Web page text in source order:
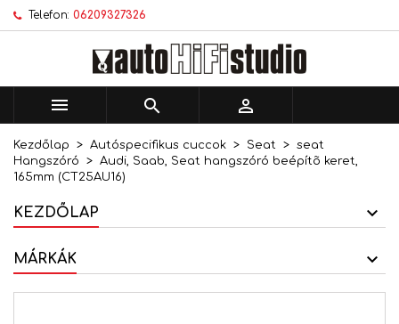
Telefon: 06209327326
  
Kezdőlap Autóspecifikus cuccok Seat
seat
Hangszóró
Audi, Saab, Seat hangszóró beépítõ keret,
165mm (CT25AU16)
KEZDŐLAP
MÁRKÁK
Kívánságlistáim ×
Új lista létrehozása
Kívánságlista létrehozása ×
Kívánságlista neve
Mégsem
Bejelentkezés ×
történő mentéséhez.
Mégsem Bejelentkezés